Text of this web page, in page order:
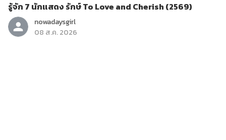
รู้จัก 7 นักแสดง รักษ์ To Love and Cherish (2569)
nowadaysgirl
08 ส.ค. 2026